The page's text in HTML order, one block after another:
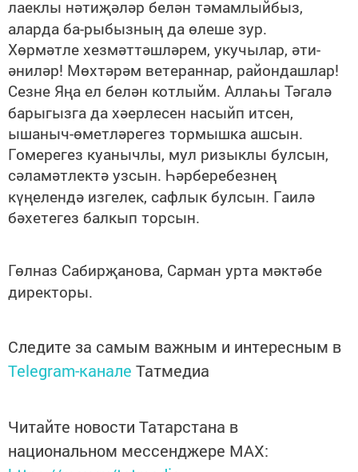
лаеклы нәтиҗәләр белән тәмамлыйбыз,
аларда ба-рыбызның да өлеше зур.
Хөрмәтле хезмәттәшләрем, укучылар, әти-
әниләр! Мөхтәрәм ветераннар, райондашлар!
Сезне Яңа ел белән котлыйм. Аллаһы Тәгалә
барыгызга да хәерлесен насыйп итсен,
ышаныч-өметләрегез тормышка ашсын.
Гомерегез куанычлы, мул ризыклы булсын,
сәламәтлектә узсын. Һәрберебезнең
күңелендә изгелек, сафлык булсын. Гаилә
бәхетегез балкып торсын.
Гөлназ Сабирҗанова, Сарман урта мәктәбе
директоры.
Следите за самым важным и интересным в
Telegram-канале Татмедиа
Читайте новости Татарстана в
национальном мессенджере MАХ: